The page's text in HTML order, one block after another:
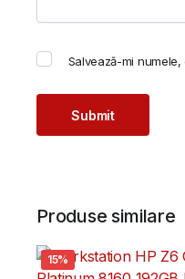
Salvează-mi
Produse similare
15%